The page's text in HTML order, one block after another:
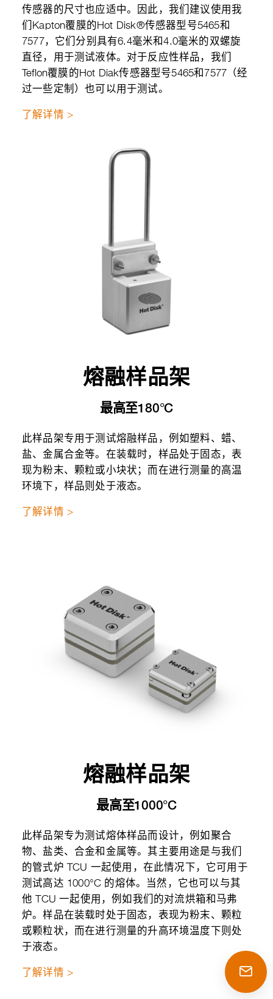
传感器的尺寸也应适中。因此，我们建议使用我
们Kapton覆膜的Hot Disk®传感器型号5465和
7577，它们分别具有6.4毫米和4.0毫米的双螺旋
直径，用于测试液体。对于反应性样品，我们
Teflon覆膜的Hot Diak传感器型号5465和7577（经
过一些定制）也可以用于测试。
了解详情 >
熔融样品架
最高至180°C
此样品架专用于测试熔融样品，例如塑料、蜡、
盐、金属合金等。在装载时，样品处于固态，表
现为粉末、颗粒或小块状；而在进行测量的高温
环境下，样品则处于液态。
了解详情 >
熔融样品架
最高至1000°C
此样品架专为测试熔体样品而设计，例如聚合
物、盐类、合金和金属等。其主要用途是与我们
的管式炉 TCU 一起使用，在此情况下，它可用于
测试高达 1000°C 的熔体。当然，它也可以与其
他 TCU 一起使用，例如我们的对流烘箱和马弗
炉。样品在装载时处于固态，表现为粉末、颗粒
或颗粒状，而在进行测量的升高环境温度下则处
于液态。
了解详情 >